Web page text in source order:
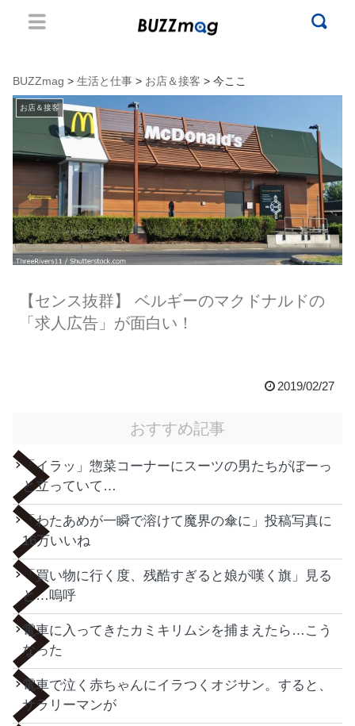
BUZZmag > 生活と仕事 > お店＆接客 > 今ここ
お店＆接客
【センス抜群】 ベルギーのマクドナルドの
「求人広告」が面白い！
2019/02/27
おすすめ記事
「イラッ」惣菜コーナーにスーツの男たちがぼーっ
と立っていて…
「わたあめが一瞬で溶けて魔界の傘に」投稿写真に
16万いいね
「買い物に行く度、残酷すぎると娘が嘆く旗」見る
と…嗚呼
電車に入ってきたカミキリムシを捕まえたら…こう
なった
電車で泣く赤ちゃんにイラつくオジサン。すると、
サラリーマンが